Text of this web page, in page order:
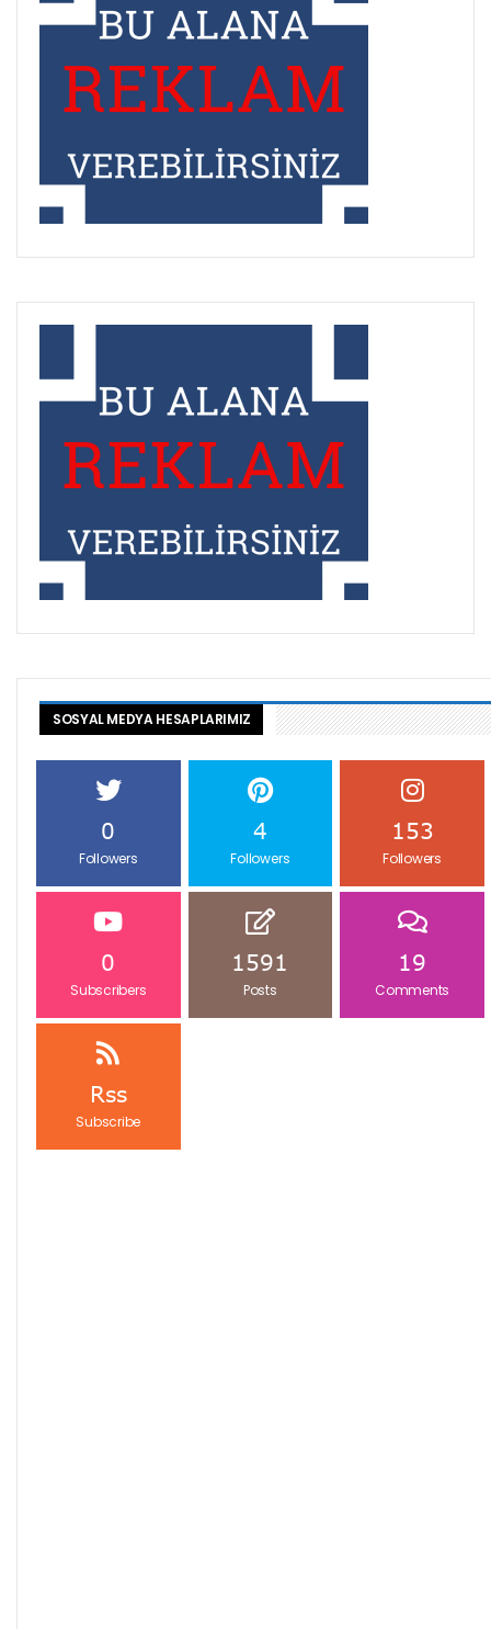
SOSYAL MEDYA HESAPLARIMIZ
0
Followers
4
Followers
153
Followers
0
Subscribers
1591
Posts
19
Comments
Rss
Subscribe